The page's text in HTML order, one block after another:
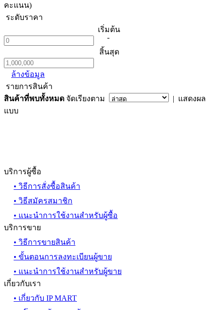
คะแนน)
ระดับราคา
เริ่มต้น
สิ้นสุด
-
ล้างข้อมูล
รายการสินค้า
สินค้าที่พบทั้งหมด จัดเรียงตาม
| แสดงผล
แบบ
บริการผู้ซื้อ
• วิธีการสั่งซื้อสินค้า
• วิธีสมัครสมาชิก
• แนะนำการใช้งานสำหรับผู้ซื้อ
บริการขาย
• วิธีการขายสินค้า
• ขั้นตอนการลงทะเบียนผู้ขาย
• แนะนำการใช้งานสำหรับผู้ขาย
เกี่ยวกับเรา
• เกี่ยวกับ IP MART